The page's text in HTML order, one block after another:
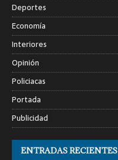
Deportes
Economía
Interiores
Opinión
Policiacas
Portada
Publicidad
ENTRADAS RECIENTES